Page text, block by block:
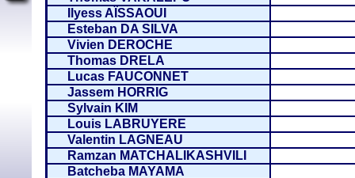
Ilyess AÏSSAOUI
Esteban DA SILVA
Vivien DEROCHE
Thomas DRELA
Lucas FAUCONNET
Jassem HORRIG
Sylvain KIM
Louis LABRUYERE
Valentin LAGNEAU
Ramzan MATCHALIKASHVILI
Batcheba MAYAMA